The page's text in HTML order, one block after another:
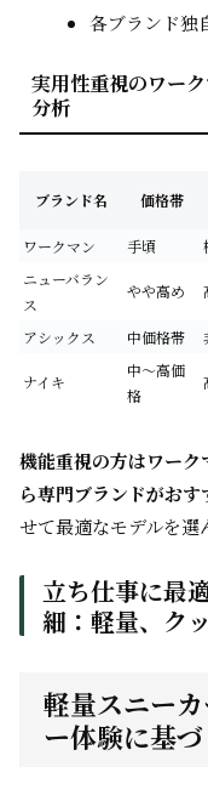
各ブランド独
実用性重視のワー
分析
ブランド名 価格帯
ワークマン
手頃
ニューバラン
ス
やや高め
アシックス 中価格帯
ナイキ
中～高価
格
機能重視の方はワーク
ら専門ブランドがおす
せて最適なモデルを選
立ち仕事に最
細：軽量、ク
軽量スニー
ー体験に基